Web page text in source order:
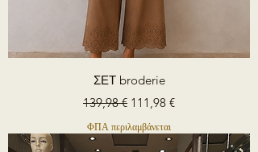
ΣΕΤ broderie
Κανονική τιμή
139,98 € Τιμή Έκπτωσης
111,98 €
ΦΠΑ περιλαμβάνεται